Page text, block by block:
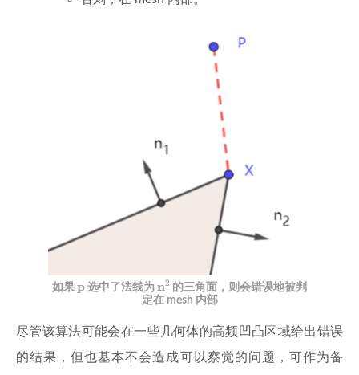
如果 p
p选中了法线为 n2
2
的三角面，则会错误地被判
定在 mesh 内部
尽管该算法可能会在一些几何体的高频凹凸区域给出错误
的结果，但也基本不会造成可以察觉的问题，可作为备